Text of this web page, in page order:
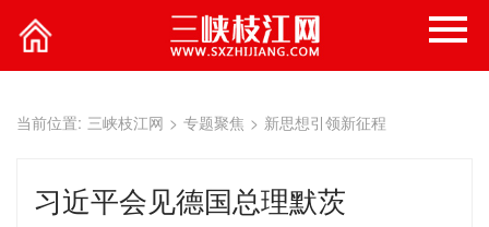
当前位置: 三峡枝江网 > 专题聚焦 > 新思想引领新征程
习近平会见德国总理默茨